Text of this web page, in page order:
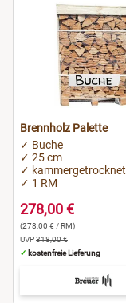
Brennholz Palette
✓ Buche
✓ 25 cm
✓ kammergetrocknet
✓ 1 RM
278,00 €
(278,00 € / RM)
UVP318,00 €
✓ kostenfreie Lieferung